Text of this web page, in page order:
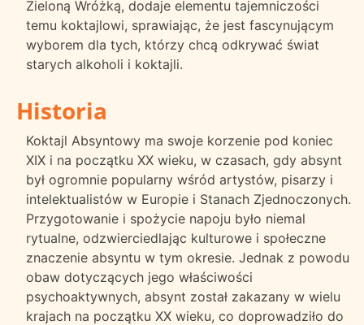
Zieloną Wróżką, dodaje elementu tajemniczości
temu koktajlowi, sprawiając, że jest fascynującym
wyborem dla tych, którzy chcą odkrywać świat
starych alkoholi i koktajli.
Historia
Koktajl Absyntowy ma swoje korzenie pod koniec
XIX i na początku XX wieku, w czasach, gdy absynt
był ogromnie popularny wśród artystów, pisarzy i
intelektualistów w Europie i Stanach Zjednoczonych.
Przygotowanie i spożycie napoju było niemal
rytualne, odzwierciedlając kulturowe i społeczne
znaczenie absyntu w tym okresie. Jednak z powodu
obaw dotyczących jego właściwości
psychoaktywnych, absynt został zakazany w wielu
krajach na początku XX wieku, co doprowadziło do